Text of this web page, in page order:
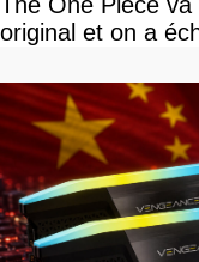
original et on a